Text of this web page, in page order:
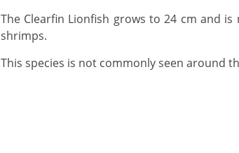
The Clearfin Lionfish grows to 24 cm and is nocturnal, emerging at night to feed on invertebrates such as crabs and
shrimps.
This species is not commonly seen around